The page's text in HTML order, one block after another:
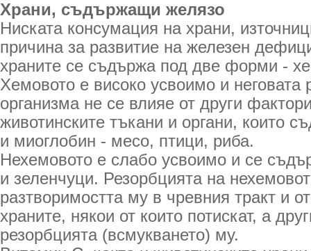
Храни, съдържащи желязо
Ниската консумация на храни,
причина за развитие на железен
храните се съдържа под две форми -
Хемовото е високо усвоимо и неговата
организма не се влияе от други
животинските тъкани и органи, които
и миоглобин - месо, птици, риба.
Нехемовото е слабо усвоимо и се
и зеленчуци. Резорбцията на
разтворимостта му в чревния тракт и
храните, някои от които потискат, а
резорбцията (всмукването) му.